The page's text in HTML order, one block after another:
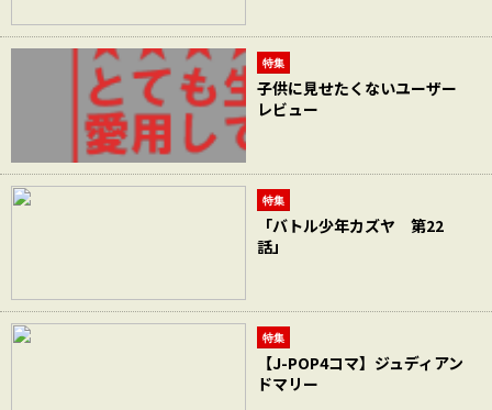
特集
子供に見せたくないユーザー
レビュー
特集
「バトル少年カズヤ 第22
話」
特集
【J-POP4コマ】ジュディアン
ドマリー